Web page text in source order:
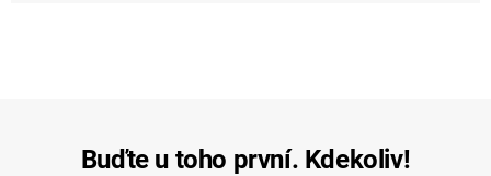
Buďte u toho první. Kdekoliv!